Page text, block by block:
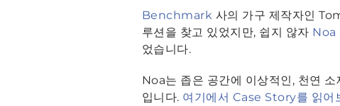
Benchmark 사의 가구 제작자인
루션을 찾고 있었지만, 쉽지 않자 Noa
었습니다.
Noa는 좁은 공간에 이상적인, 천연
입니다. 여기에서 Case Story를 읽어